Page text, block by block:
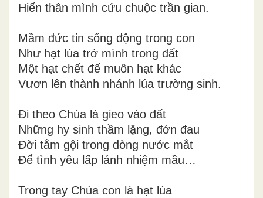
Hiến thân mình cứu chuộc trần gian.
Mầm đức tin sống động trong con
Như hạt lúa trở mình trong đất
Một hạt chết để muôn hạt khác
Vươn lên thành nhánh lúa trường sinh.
Đi theo Chúa là gieo vào đất
Những hy sinh thầm lặng, đớn đau
Đời tắm gội trong dòng nước mắt
Để tình yêu lấp lánh nhiệm mầu…
Trong tay Chúa con là hạt lúa